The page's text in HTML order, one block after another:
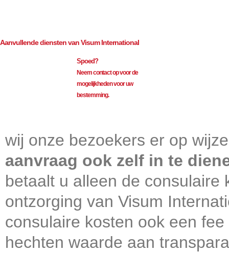
Aanvullende diensten van Visum International
Spoed?
Neem contact op voor de
mogelijkheden voor uw
bestemming.
wij onze bezoekers er op
aanvraag ook zelf in te
betaalt u alleen de consulaire
ontzorging van Visum
consulaire kosten ook een
hechten waarde aan